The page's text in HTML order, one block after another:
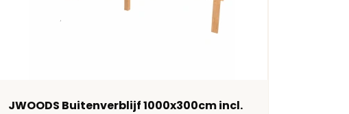
JWOODS Buitenverblijf 1000x300cm incl.